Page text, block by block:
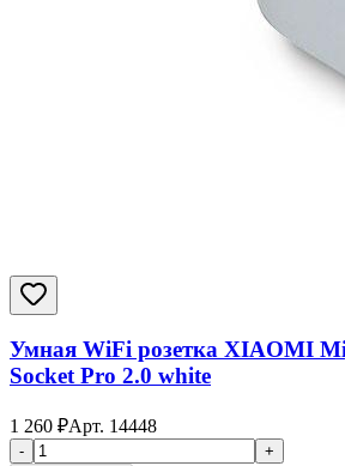
Умная WiFi розетка XIAOMI
Socket Pro 2.0 white
1 260 ₽Арт. 14448
-
+